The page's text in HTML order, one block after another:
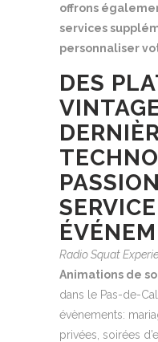
offrons
services
personnaliser
DES
Radio Squat
Animations de
dans le Pas-de-
évènements:
privées, soirées